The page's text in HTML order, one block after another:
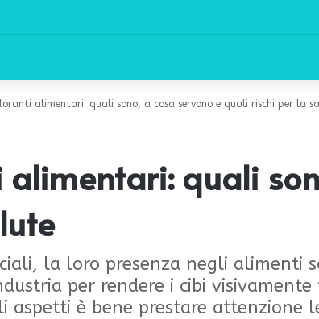
alimentari: quali sono, a cosa servono e quali rischi per la
alimentari: quali
la loro presenza negli alimenti
per rendere i cibi
aspetti è bene prestare attenzione